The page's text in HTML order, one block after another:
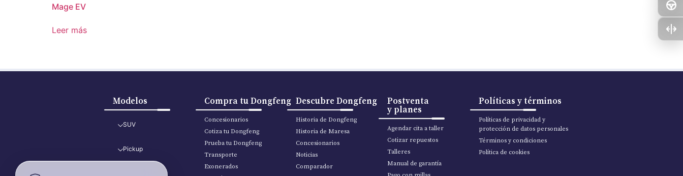
Mage EV
Leer más
Modelos
SUV
Pickup
Compra tu Dongfeng
Concesionarios
Cotiza tu Dongfeng
Prueba tu Dongfeng
Transporte
Exonerados
Descubre Dongfeng
Historia de Dongfeng
Historia de Maresa
Concesionarios
Noticias
Comparador
Postventa
y planes
Agendar cita a taller
Cotizar repuestos
Talleres
Manual de garantía
Políticas y términos
Políticas de privacidad y
protección de datos personales
Términos y condiciones
Política de cookies